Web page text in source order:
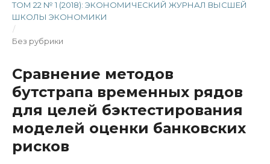
ТОМ 22 № 1 (2018): ЭКОНОМИЧЕСКИЙ ЖУРНАЛ ВЫСШЕЙ
ШКОЛЫ ЭКОНОМИКИ
/
Без рубрики
Сравнение методов
бутстрапа временных рядов
для целей бэктестирования
моделей оценки банковских
рисков